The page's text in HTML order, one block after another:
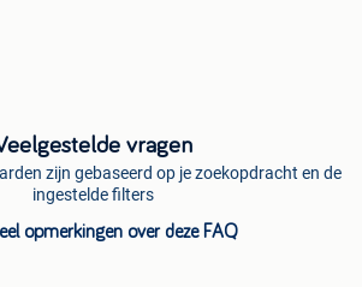
vragen
zijn gebaseerd op je zoekopdracht en de
ingestelde filters
opmerkingen over deze FAQ